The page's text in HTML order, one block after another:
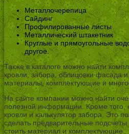
Металлочерепица
Сайдинг
Профилированные листы
Металлический штакетник
Круглые и прямоугольные
другое.
Также в каталоге можно найти
кровли, забора, облицовки фасада
материалы, комплектующие и
На сайте компании можно найти
полезной информации. Кроме того,
кровли и калькулятор забора. Это
сделать предварительные подсчеты
стоить материал и комплектующие.